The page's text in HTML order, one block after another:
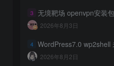
3 无境靶场 openvpn安装包
2026年8月3日
4 WordPress7.0 wp2shell 未授权RCE（CVE-
2026年8月2日